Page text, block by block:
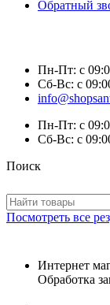
Обратный
Пн-Пт: с
Сб-Вс: с
Пн-Пт: с
Сб-Вс: с
Поиск
Посмотреть все
Интернет
Обработка